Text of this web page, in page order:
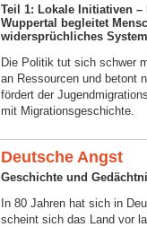
Teil 1: Lokale Initiativen
Wuppertal begleitet
widersprüchliches System
Die Politik tut sich schwer
an Ressourcen und betont
fördert der
mit Migrationsgeschichte.
Deutsche Angst
Geschichte und
In 80 Jahren hat sich in
scheint sich das Land vor